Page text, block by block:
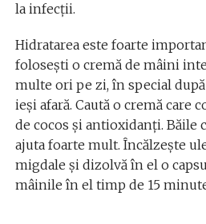
la infecții.
Hidratarea este foarte
folosești o cremă de mâini
multe ori pe zi, în special
ieși afară. Caută o cremă care
de cocos și antioxidanți. Băile
ajuta foarte mult. Încălzește
migdale și dizolvă în el o
mâinile în el timp de 15